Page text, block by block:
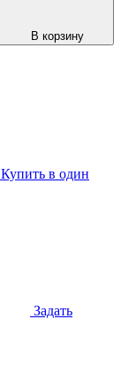
В корзину
Купить в один
Задать